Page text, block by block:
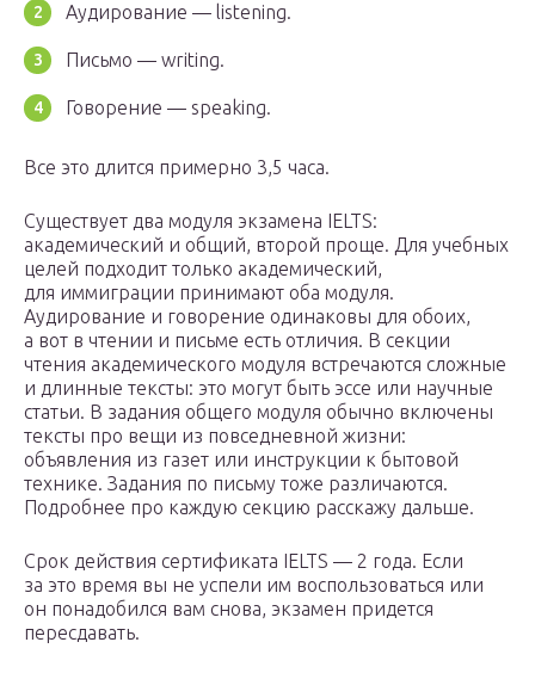
Аудирование — listening.
Письмо — writing.
Говорение — speaking.
Все это длится примерно 3,5 часа.
Существует два модуля экзамена IELTS:
академический и общий, второй проще. Для учебных
целей подходит только академический,
для иммиграции принимают оба модуля.
Аудирование и говорение одинаковы для обоих,
а вот в чтении и письме есть отличия. В секции
чтения академического модуля встречаются сложные
и длинные тексты: это могут быть эссе или научные
статьи. В задания общего модуля обычно включены
тексты про вещи из повседневной жизни:
объявления из газет или инструкции к бытовой
технике. Задания по письму тоже различаются.
Подробнее про каждую секцию расскажу дальше.
Срок действия сертификата IELTS — 2 года. Если
за это время вы не успели им воспользоваться или
он понадобился вам снова, экзамен придется
пересдавать.